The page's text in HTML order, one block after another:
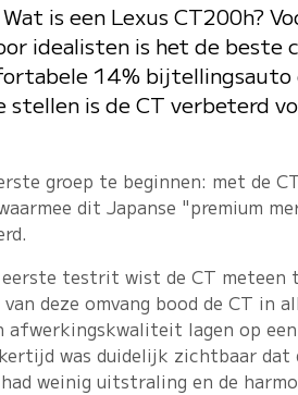
is een Lexus CT200h?
idealisten is het de beste
14% bijtellingsauto
is de CT verbeterd
groep te beginnen: met de
dit Japanse "premium
testrit wist de CT meteen
deze omvang bood de CT in
afwerkingskwaliteit lagen op
was duidelijk zichtbaar dat
weinig uitstraling en de